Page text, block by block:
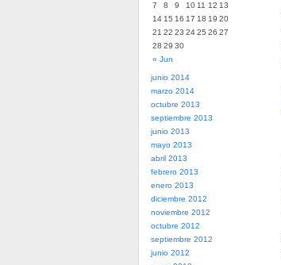
« Jun
7
8 9 10 11 12 13
14 15 16 17 18 19 20
21 22 23 24 25 26 27
28 29 30
junio 2014
marzo 2014
octubre 2013
septiembre 2013
junio 2013
mayo 2013
abril 2013
febrero 2013
enero 2013
diciembre 2012
noviembre 2012
octubre 2012
septiembre 2012
junio 2012